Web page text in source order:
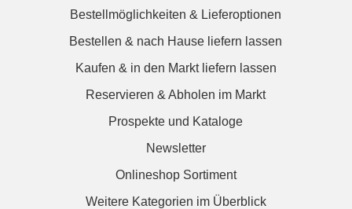
Bestellmöglichkeiten & Lieferoptionen
Bestellen & nach Hause liefern lassen
Kaufen & in den Markt liefern lassen
Reservieren & Abholen im Markt
Prospekte und Kataloge
Newsletter
Onlineshop Sortiment
Weitere Kategorien im Überblick